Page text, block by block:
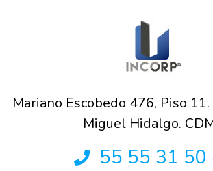
Mariano Escobedo 476, Piso
Miguel Hidalgo.
55 55 31 50